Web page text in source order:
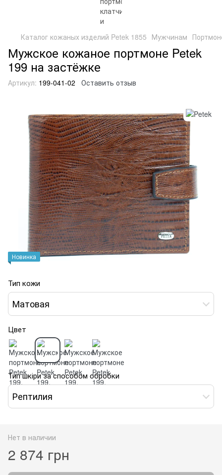
Каталог кожаных изделий Petek 1855 Мужчинам
Мужское кожаное портмоне Petek
199 на застёжке
Артикул: 199-041-02 Оставить отзыв
Новинка
Тип кожи
Матовая
Цвет
Тип шкіри за способом обробки
Рептилия
Нет в наличии
2 874 грн